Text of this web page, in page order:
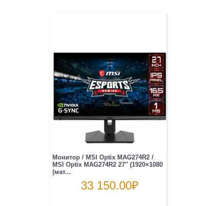
Монитор / MSI Optix MAG274R2 /
MSI Optix MAG274R2 27″ (1920×1080
(мат...
33 150.00₽